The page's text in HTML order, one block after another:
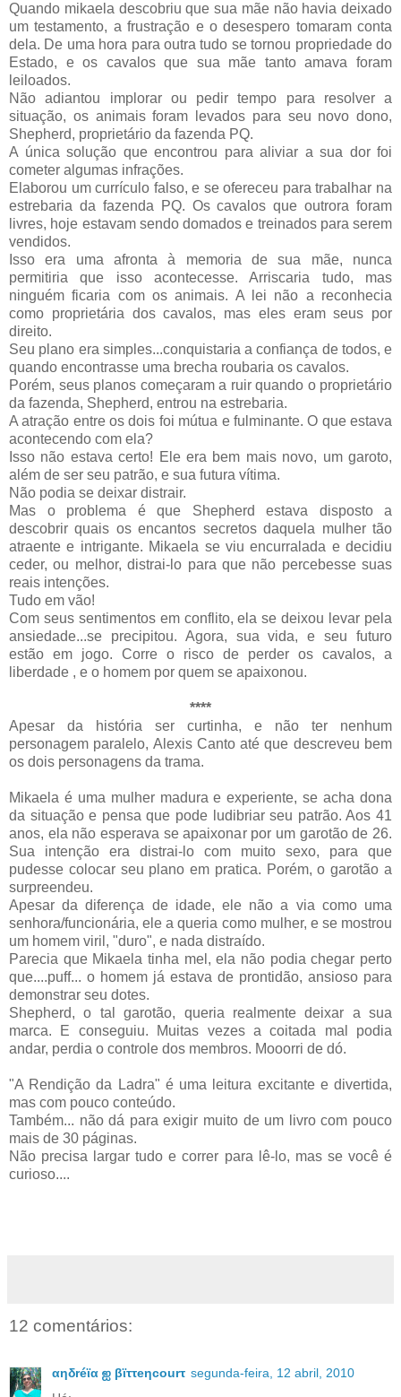
Quando mikaela descobriu que sua mãe não havia deixado
um testamento, a frustração e o desespero tomaram conta
dela. De uma hora para outra tudo se tornou propriedade do
Estado, e os cavalos que sua mãe tanto amava foram
leiloados.
Não adiantou implorar ou pedir tempo para resolver a
situação, os animais foram levados para seu novo dono,
Shepherd, proprietário da fazenda PQ.
A única solução que encontrou para aliviar a sua dor foi
cometer algumas infrações.
Elaborou um currículo falso, e se ofereceu para trabalhar na
estrebaria da fazenda
PQ. Os cavalos que outrora foram
livres, hoje estavam sendo domados e treinados para serem
vendidos.
Isso era uma afronta à memoria de sua mãe, nunca
permitiria que isso acontecesse. Arriscaria tudo, mas
ninguém ficaria com os animais. A lei não a reconhecia
como proprietária dos cavalos, mas eles eram seus por
direito.
Seu plano era simples...conquistaria a confiança de todos, e
quando encontrasse uma brecha roubaria os cavalos.
Porém, seus planos começaram a ruir quando o proprietário
da fazenda, Shepherd, entrou na estrebaria.
Aatração entre os dois foi mútua e fulminante. O que estava
acontecendo com ela?
Isso não estava certo! Ele era bem mais novo, um garoto,
além de ser seu patrão, e sua futura vítima.
Não podia se deixar distrair.
Mas o problema é que Shepherd estava disposto a
descobrir quais os encantos secretos daquela mulher tão
atraente e intrigante. Mikaela se viu encurralada e decidiu
ceder, ou melhor, distrai-lo para que não percebesse suas
reais intenções.
Tudo em vão!
Com seus sentimentos em conflito, ela se deixou levar pela
ansiedade...se precipitou. Agora, sua vida, e seu futuro
estão em jogo. Corre o risco de perder os cavalos, a
liberdade , e o homem por quem se apaixonou.
****
Apesar da história ser curtinha, e não ter nenhum
personagem paralelo, AlexisCanto até que descreveu bem
os dois personagens da trama.
Mikaela é uma mulher madura e experiente, se acha dona
da situação e pensa que pode ludibriar seu patrão. Aos 41
anos, ela não esperava se apaixonar por um garotãode 26.
Sua intenção era distrai-lo com muito sexo, para que
pudesse colocar seu plano em pratica. Porém, ogarotão a
surpreendeu.
Apesar da diferença de idade, ele não a via como uma
senhora/funcionária, ele a queria como mulher, e se mostrou
um homem viril, "duro", e nada distraído.
Parecia que Mikaela tinha mel, ela não podia chegar perto
que....puff... o homem já estava de prontidão, ansioso para
demonstrar seu dotes.
Shepherd, o talgarotão, queria realmente deixar a sua
marca. E conseguiu. Muitas vezes a coitada mal podia
andar, perdia o controle dos membros. Mooorri de dó.
"A Rendição da Ladra" é uma leitura excitante e divertida,
mas com pouco conteúdo.
Também... não dá para exigir muito de um livro com pouco
mais de 30 páginas.
Não precisa largar tudo e correr para lê-lo, mas se você é
curioso....
12 comentários:
αηδréϊα ஐ βϊττeηcourτ segunda-feira, 12 abril, 2010